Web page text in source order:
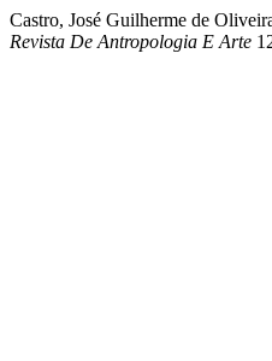
Castro, José Guilherme de
Revista De Antropologia E Arte